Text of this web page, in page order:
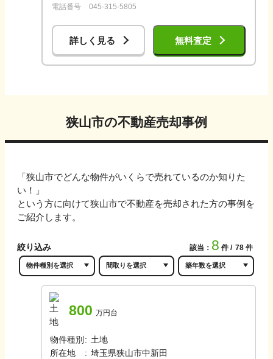
電話番号
045-315-5805
詳しく見る 無料査定
狭山市の不動産売却事例
「狭山市でどんな物件がいくらで売れているのか知りた
い！」
という方に向けて狭山市で不動産を売却された方の事例を
ご紹介します。
絞り込み 該当： 8 件 78 件
800 万円台
物件種別 : 土地
所在地
: 埼玉県狭山市中新田